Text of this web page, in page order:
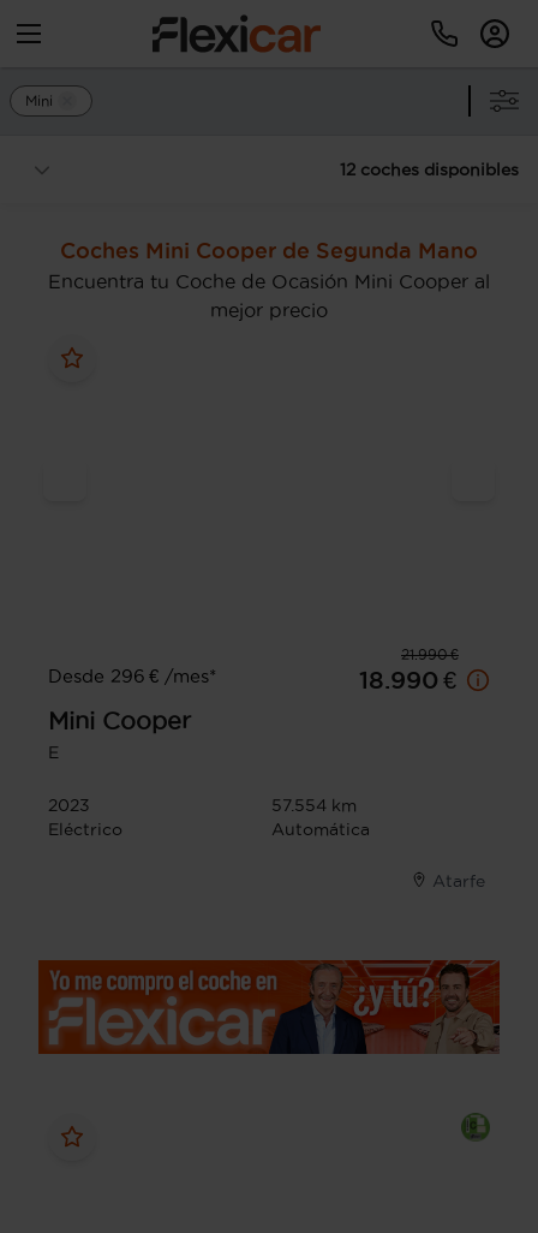
Mini
12 coches disponibles
Coches Mini Cooper de Segunda Mano
Encuentra tu Coche de Ocasión Mini Cooper al
mejor precio
21.990 €
Desde 296 € /mes*
18.990 €
Mini Cooper
E
2023
57.554 km
Eléctrico
Automática
Atarfe